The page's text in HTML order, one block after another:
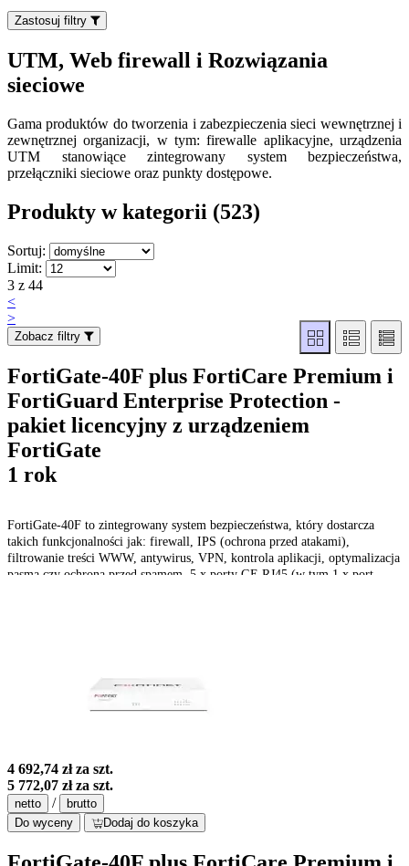
Zastosuj filtry
UTM, Web firewall i Rozwiązania
sieciowe
Gama produktów do tworzenia i zabezpieczenia sieci wewnętrznej i
zewnętrznej organizacji, w tym: firewalle aplikacyjne, urządzenia
UTM stanowiące zintegrowany system bezpieczeństwa,
przełączniki sieciowe oraz punkty dostępowe.
Produkty w kategorii (523)
Sortuj:
Limit:
3 z 44
<
>
Zobacz filtry
FortiGate-40F plus FortiCare Premium i
FortiGuard Enterprise Protection -
pakiet licencyjny z urządzeniem
FortiGate
1 rok
FortiGate-40F to zintegrowany system bezpieczeństwa, który dostarcza
takich funkcjonalności jak: firewall, IPS (ochrona przed atakami),
filtrowanie treści WWW, antywirus, VPN, kontrola aplikacji, optymalizacja
pasma czy ochrona przed spamem. 5 x porty GE RJ45 (w tym 1 x port
4 692,74 złza szt.
5 772,07 złza szt.
netto /
brutto
Do wyceny
Dodaj do koszyka